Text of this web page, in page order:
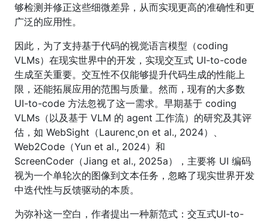
够检测并修正这些细微差异，从而实现更高的准确性和更
广泛的应用性。
因此，为了支持基于代码的视觉语言模型（coding
VLMs）在现实世界中的开发，实现交互式 UI-to-code
生成至关重要。交互性不仅能够提升代码生成的性能上
限，还能拓展应用的范围与质量。然而，现有的大多数
UI-to-code 方法忽视了这一需求。早期基于 coding
VLMs（以及基于 VLM 的 agent 工作流）的研究及其评
估，如 WebSight（Laurenc¸on et al., 2024）、
Web2Code（Yun et al., 2024）和
ScreenCoder（Jiang et al., 2025a），主要将 UI 编码
视为一个单轮次的图像到文本任务，忽略了现实世界开发
中迭代性与反馈驱动的本质。
为弥补这一空白，作者提出一种新范式：交互式UI-to-